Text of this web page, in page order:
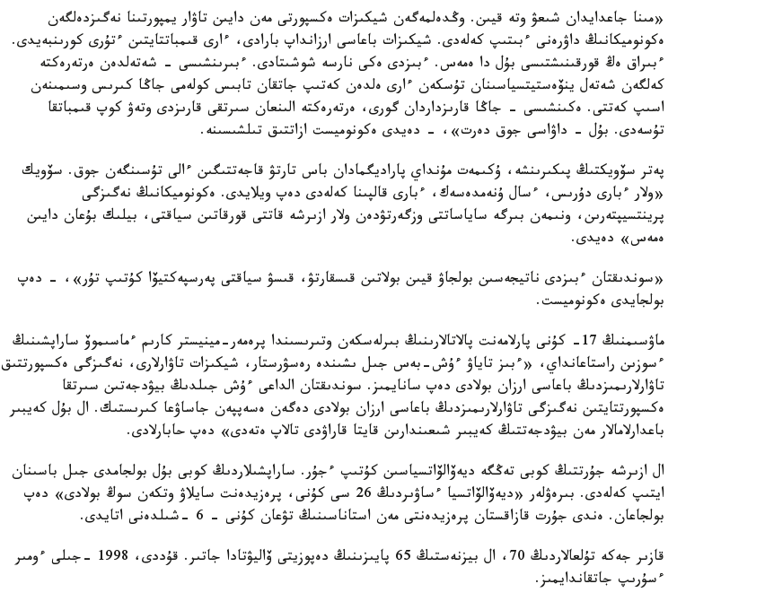
«مىنا جاعدايدان شىعۋ وتە قيىن. وڭدەلمەگەن شيكىزات ەكسپورتى مەن دايىن تاۋار يمپورتىنا نەگىزدەلگەن
ەكونوميكانىڭ داۋرەنى ءبىتىپ كەلەدى. شيكىزات باعاسى ارزانداپ بارادى، ءارى قىمباتتايتىن ءتۇرى كورىنبەيدى.
ءبىراق ەڭ قورقىنىشتىسى بۇل دا ەمەس. ءبىزدى ەكى نارسە شوشىتادى. ءبىرىنشىسى - شەتەلدەن ەرتەرەكتە
كەلگەن شەتەل ينۆەستيتسياسىنان تۇسكەن ءارى ەلدەن كەتىپ جاتقان تابىس كولەمى جاڭا كىرىس وسىمىنەن
اسىپ كەتتى. ەكىنشىسى - جاڭا قارىزداردان گورى، ەرتەرەكتە الىنعان سىرتقى قارىزدى وتەۋ كوپ قىمباتقا
تۇسەدى. بۇل - داۋاسى جوق دەرت»، - دەيدى ەكونوميست ازاتتىق تىلشىسىنە.
پەتر سۆويكتىڭ پىكىرىنشە، ۇكىمەت مۇنداي پاراديگمادان باس تارتۋ قاجەتتىگىن ءالى تۇسىنگەن جوق. سۆويك
«ولار ءبارى دۇرىس، ءسال ۇنەمدەسەك، ءبارى قالپىنا كەلەدى دەپ ويلايدى. ەكونوميكانىڭ نەگىزگى
پرينتسيپتەرىن، ونىمەن بىرگە ساياساتتى وزگەرتۋدەن ولار ازىرشە قاتتى قورقاتىن سياقتى، بيلىك بۇعان دايىن
ەمەس» دەيدى.
«سوندىقتان ءبىزدى ناتيجەسىن بولجاۋ قيىن بولاتىن قىسقارتۋ، قىسۋ سياقتى پەرسپەكتيۆا كۇتىپ تۇر»، - دەپ
بولجايدى ەكونوميست.
ماۋسىمنىڭ 17- كۇنى پارلامەنت پالاتالارىنىڭ بىرلەسكەن وتىرىسىندا پرەمەر-مينيستر كارىم ءماسىموۆ ساراپشىنىڭ
ءسوزىن راستاعانداي، «ءبىز تاياۋ ءۇش-بەس جىل ىشىندە رەسۋرستار، شيكىزات تاۋارلارى، نەگىزگى ەكسپورتتىق
تاۋارلارىمىزدىڭ باعاسى ارزان بولادى دەپ سانايمىز. سوندىقتان الداعى ءۇش جىلدىڭ بيۋدجەتىن سىرتقا
ەكسپورتتايتىن نەگىزگى تاۋارلارىمىزدىڭ باعاسى ارزان بولادى دەگەن ەسەپپەن جاساۋعا كىرىستىك. ال بۇل كەيبىر
باعدارلامالار مەن بيۋدجەتتىڭ كەيبىر شىعىندارىن قايتا قاراۋدى تالاپ ەتەدى» دەپ حابارلادى.
ال ازىرشە جۇرتتىڭ كوبى تەڭگە ديەۆالۆاتسياسىن كۇتىپ ءجۇر. ساراپشىلاردىڭ كوبى بۇل بولجامدى جىل باسىنان
ايتىپ كەلەدى. بىرەۋلەر «ديەۆالۆاتسيا ءساۋىردىڭ 26 سى كۇنى، پرەزيدەنت سايلاۋ وتكەن سوڭ بولادى» دەپ
بولجاعان. ەندى جۇرت قازاقستان پرەزيدەنتى مەن استاناسىنىڭ تۋعان كۇنى - 6 -شىلدەنى اتايدى.
قازىر جەكە تۇلعالاردىڭ 70، ال بيزنەستىڭ 65 پايىزىنىڭ دەپوزيتى ۆاليۋتادا جاتىر. قۇددى، 1998 -جىلى ءومىر
ءسۇرىپ جاتقاندايمىز.